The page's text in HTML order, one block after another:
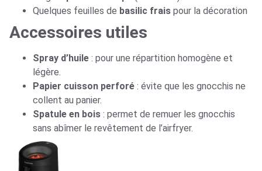
Quelques feuilles de basilic frais pour la décoration
Accessoires utiles
Spray d’huile : pour une répartition homogène et
légère.
Papier cuisson perforé : évite que les gnocchis ne
collent au panier.
Spatule en bois : permet de remuer les gnocchis
sans abîmer le revêtement de l’airfryer.